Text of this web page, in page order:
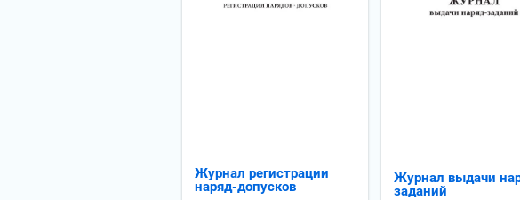
Журнал регистрации
наряд-допусков
Журнал выдачи
заданий